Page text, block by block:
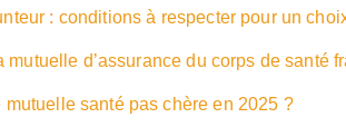
: conditions à respecter pour un
d’assurance du corps de santé
santé pas chère en 2025 ?